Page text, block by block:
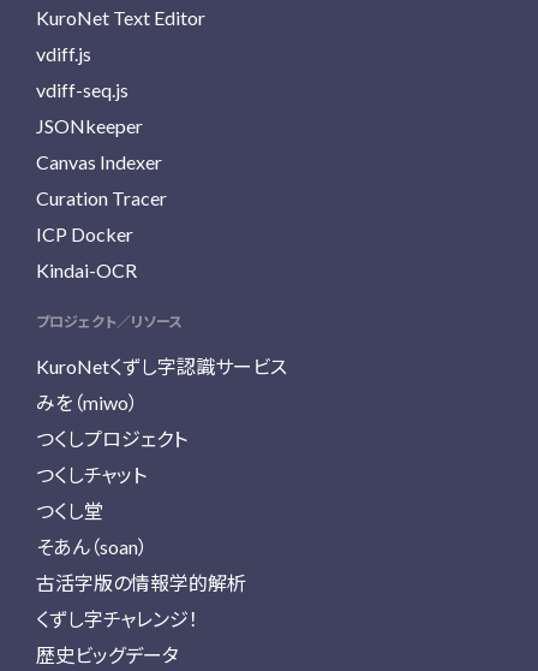
KuroNet Text Editor
vdiff.js
vdiff-seq.js
JSONkeeper
Canvas Indexer
Curation Tracer
ICP Docker
Kindai-OCR
プロジェクト／リソース
KuroNetくずし字認識サービス
みを（miwo）
つくしプロジェクト
つくしチャット
つくし堂
そあん（soan）
古活字版の情報学的解析
くずし字チャレンジ！
歴史ビッグデータ